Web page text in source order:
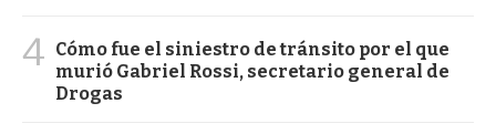
4 Cómo fue el siniestro de tránsito por el que
murió Gabriel Rossi, secretario general de
Drogas